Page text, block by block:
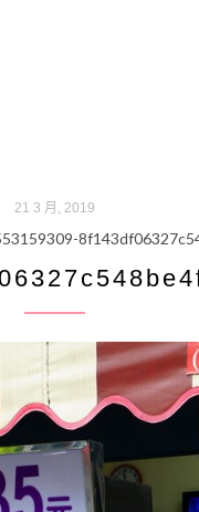
21 3 月, 2019